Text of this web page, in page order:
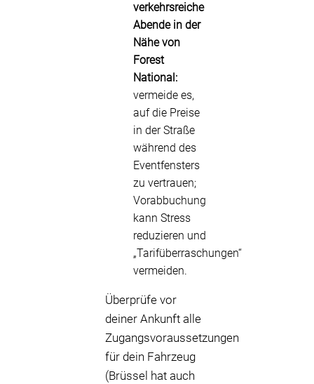
verkehrsreiche
Abende in der
Nähe von
Forest
National:
vermeide es,
auf die Preise
in der Straße
während des
Eventfensters
zu vertrauen;
Vorabbuchung
kann Stress
reduzieren und
„Tarifüberraschungen“
vermeiden.
Überprüfe vor
deiner Ankunft alle
Zugangsvoraussetzungen
für dein Fahrzeug
(Brüssel hat auch